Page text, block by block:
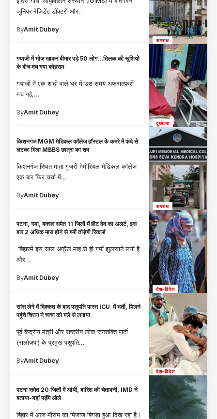
अपराध
जूनियर रेजिडेंट डॉक्टरों और…
ByAmit Dubey
दुर्घटना
गयाजी में भोज खाकर बीमार पड़े 50 लोग…तिलक की खुशियों
के बीच मच गया कोहराम
गयाजी में एक शादी वाले घर में उस समय अफरातफरी
मच गई,…
ByAmit Dubey
अपराध
किशनगंज MGM मेडिकल कॉलेज हॉस्टल के कमरे में फंदे से
लटका मिला MBBS छात्रा का शव
किशनगंज स्थित माता गुजरी मेमोरियल मेडिकल कॉलेज
एक बार फिर चर्चा में…
ByAmit Dubey
देश-विदेश
पटना, गया, बक्सर समेत 11 जिलों में हीट वेव का अलर्ट, इस
बार 2 अधिक मास होने से गर्मी तोड़ेगी रिकार्ड
बिहारमें इस साल अप्रैल माह से ही गर्मी झुलसाने लगी है
और…
ByAmit Dubey
देश-विदेश
सांस लेने में दिक्कत के बाद पशुपति पारस ICU में भर्ती, मिलने
पहुंचे चिराग ने चाचा को गले से लगाया
पूर्व केंद्रीय मंत्री और राष्ट्रीय लोक जनशक्ति पार्टी
(रालोजपा) के प्रमुख पशुपति…
ByAmit Dubey
पटना समेत 20 जिलों में आंधी, बारिश की चेतावनी, IMD ने
बताया-यहां पड़ेंगे ओले
बिहार में आज मौसम का मिजाज बिगड़ा हुआ दिख रहा है।